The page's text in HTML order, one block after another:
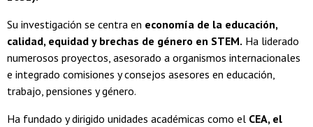
Su investigación se centra en economía de la educación,
calidad, equidad y brechas de género en STEM. Ha liderado
numerosos proyectos, asesorado a organismos internacionales
e integrado comisiones y consejos asesores en educación,
trabajo, pensiones y género.
Ha fundado y dirigido unidades académicas como el CEA, el